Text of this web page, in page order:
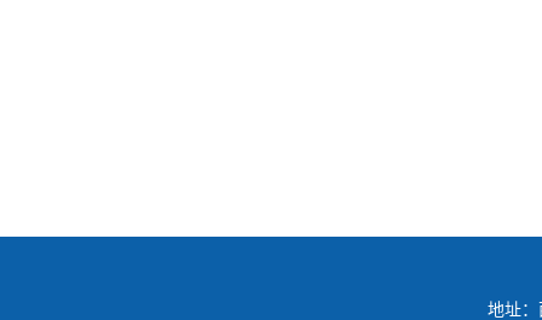
地址：